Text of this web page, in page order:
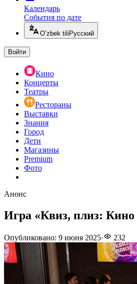
Календарь
События по дате
O’zbek tili Русский
Войти
Кино
Концерты
Театры
Рестораны
Выставки
Знания
Город
Дети
Магазины
Premium
Фото
Анонс
Игра «Квиз, плиз:
Опубликовано: 9 июня 2025· 232